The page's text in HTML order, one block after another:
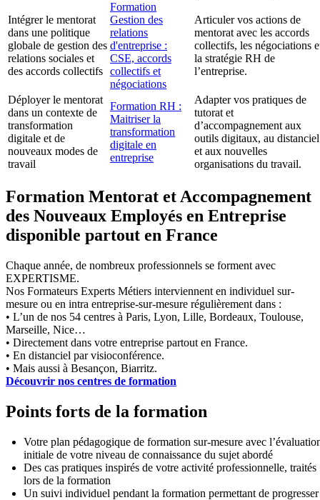
Intégrer le mentorat
dans une politique
globale de gestion des
relations sociales et
des accords collectifs
Formation
Gestion des
relations
d'entreprise :
CSE, accords
collectifs et
négociations
Articuler vos actions de
mentorat avec les accords
collectifs, les négociations
la stratégie RH de
l’entreprise.
Déployer le mentorat
dans un contexte de
transformation
digitale et de
nouveaux modes de
travail
Formation RH :
Maitriser la
transformation
digitale en
entreprise
Adapter vos pratiques de
tutorat et
d’accompagnement aux
outils digitaux, au distanciel
et aux nouvelles
organisations du travail.
Formation Mentorat et Accompagnement
des Nouveaux Employés en Entreprise
disponible partout en France
Chaque année, de nombreux professionnels se forment avec
EXPERTISME.
Nos Formateurs Experts Métiers interviennent en individuel sur-
mesure ou en intra entreprise-sur-mesure régulièrement dans :
• L’un de nos 54 centres à Paris, Lyon, Lille, Bordeaux, Toulouse,
Marseille, Nice…
• Directement dans votre entreprise partout en France.
• En distanciel par visioconférence.
• Mais aussi à Besançon, Biarritz.
Découvrir nos centres de formation
Points forts de la formation
Votre plan pédagogique de formation sur-mesure avec
initiale de votre niveau de connaissance du sujet abordé
Des cas pratiques inspirés de votre activité professionnelle, traités
lors de la formation
Un suivi individuel pendant la formation permettant de progresser